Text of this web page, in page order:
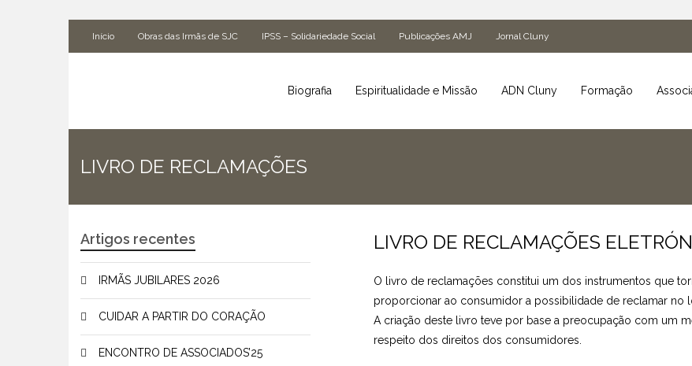
Início Obras das Irmãs de SJC IPSS – Solidariedade Social Publicações AMJ Jornal Cluny
Biografia Espiritualidade e Missão ADN Cluny Formação
LIVRO DE RECLAMAÇÕES
LIVRO DE RECLAMAÇÕES
O livro de reclamações constitui um dos instrumentos que
proporcionar ao consumidor a possibilidade de reclamar no
A criação deste livro teve por base a preocupação com um
respeito dos direitos dos consumidores.
Artigos recentes
IRMÃS JUBILARES 2026
CUIDAR A PARTIR DO CORAÇÃO
ENCONTRO DE ASSOCIADOS’25